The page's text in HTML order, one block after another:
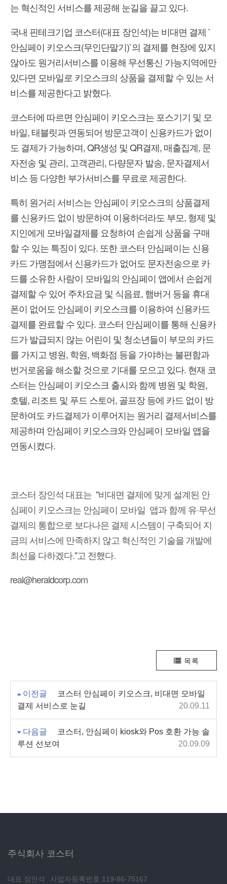
는 혁신적인 서비스를 제공해 눈길을 끌고 있다.
국내 핀테크기업 코스터(대표 장인석)는 비대면 결제 `
안심페이 키오스크(무인단말기)`의 결제를 현장에 있지
않아도 원거리서비스를 이용해 무선통신 가능지역에만
있다면 모바일로 키오스크의 상품을 결제할 수 있는 서
비스를 제공한다고 밝혔다.
코스터에 따르면 안심페이 키오스크는 포스기기 및 모
바일, 태블릿과 연동되어 방문고객이 신용카드가 없이
도 결제가 가능하며, QR생성 및 QR결제, 매출집계, 문
자전송 및 관리, 고객관리, 다량문자 발송, 문자결제서
비스 등 다양한 부가서비스를 무료로 제공한다.
특히 원거리 서비스는 안심페이 키오스크의 상품결제
를 신용카드 없이 방문하여 이용하더라도 부모, 형제 및
지인에게 모바일결제를 요청하여 손쉽게 상품을 구매
할 수 있는 특징이 있다. 또한 코스터 안심페이는 신용
카드 가맹점에서 신용카드가 없어도 문자전송으로 카
드를 소유한 사람이 모바일의 안심페이 앱에서 손쉽게
결제할 수 있어 주차요금 및 식음료, 햄버거 등을 휴대
폰이 없어도 안심페이 키오스크를 이용하여 신용카드
결제를 완료할 수 있다. 코스터 안심페이를 통해 신용카
드가 발급되지 않는 어린이 및 청소년들이 부모의 카드
를 가지고 병원, 학원, 백화점 등을 가야하는 불편함과
번거로움을 해소할 것으로 기대를 모으고 있다. 현재 코
스터는 안심페이 키오스크 출시와 함께 병원 및 학원,
호텔, 리조트 및 푸드 스토어, 골프장 등에 카드 없이 방
문하여도 카드결제가 이루어지는 원거리 결제서비스를
제공하며 안심페이 키오스크와 안심페이 모바일 앱을
연동시켰다.
코스터 장인석 대표는 "비대면 결제에 맞게 설계된 안
심페이 키오스크는 안심페이 모바일 앱과 함께 유·무선
결제의 통합으로 보다나은 결제 시스템이 구축되어 지
금의 서비스에 만족하지 않고 혁신적인 기술을 개발에
최선을 다하겠다."고 전했다.
real@heraldcorp.com
목록
이전글
코스터 안심페이 키오스크, 비대면 모바일
결제 서비스로 눈길
20.09.11
다음글
코스터, 안심페이 kiosk와 Pos 호환 가능 솔
루션 선보여
20.09.09
주식회사 코스터
대표 장인석 사업자등록번호 119-86-75167